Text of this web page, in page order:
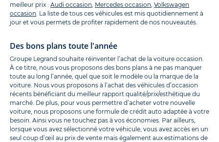
meilleur prix : Audi occasion Mercedes occasion Volkswagen
occasion . La liste de tous ces véhicules est mis quotidiennement à
jour et vous permets de profiter rapidement de nos nouveautés.
Des bons plans toute l'année
Groupe Legrand souhaite réinventer l’achat de la voiture occasion.
À ce titre, nous vous proposons des bons plans à ne pas manquer
toute au long l’année, quel que soit le modèle ou la marque de la
voiture. Nous vous proposons à l’achat des véhicules d’occasion
récents bénéficiant du meilleur rapport qualité/prix/esthétique du
marché. De plus, pour vous permettre d’acheter votre nouvelle
voiture, nous proposons une formule de crédit auto adaptée à votre
besoin. Ainsi vous ne touchez pas à vos économies. Par ailleurs,
lorsque vous avez sélectionné votre véhicule, vous avez accès en un
seul coup d’œil au prix de vente mais également aux estimations de